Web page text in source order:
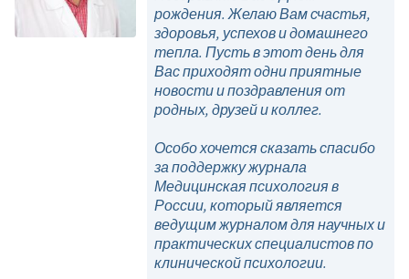
рождения. Желаю Вам счастья,
здоровья, успехов и домашнего
тепла. Пусть в этот день для
Вас приходят одни приятные
новости и поздравления от
родных, друзей и коллег.
Особо хочется сказать спасибо
за поддержку журнала
Медицинская психология в
России, который является
ведущим журналом для научных и
практических специалистов по
клинической психологии.